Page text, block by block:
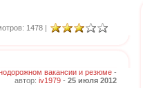
1478 |
вакансии и резюме -
автор: iv1979 - 25 июля 2012